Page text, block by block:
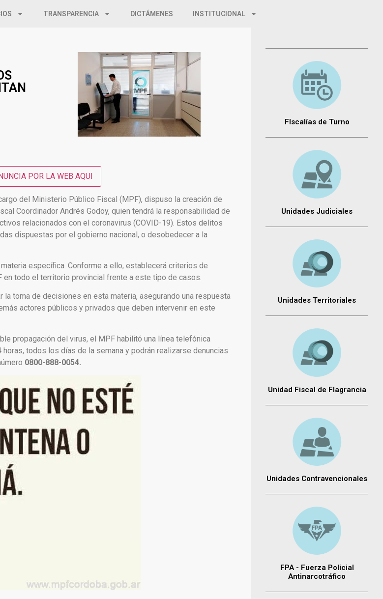
TRANSPARENCIA DICTÁMENES INSTITUCIONAL
POR LA WEB AQUI
del Ministerio Público Fiscal (MPF), dispuso la creación de
Coordinador Andrés Godoy, quien tendrá la responsabilidad de
relacionados con el coronavirus (COVID-19). Estos delitos
dispuestas por el gobierno nacional, o desobedecer a la
específica. Conforme a ello, establecerá criterios de
todo el territorio provincial frente a este tipo de casos.
toma de decisiones en esta materia, asegurando una respuesta
actores públicos y privados que deben intervenir en este
propagación del virus, el MPF habilitó una línea telefónica
todos los días de la semana y podrán realizarse denuncias
0800-888-0054.
FIscalías de Turno
Unidades Judiciales
Unidades Territoriales
Unidad Fiscal de Flagrancia
Unidades Contravencionales
FPA - Fuerza Policial
Antinarcotráfico